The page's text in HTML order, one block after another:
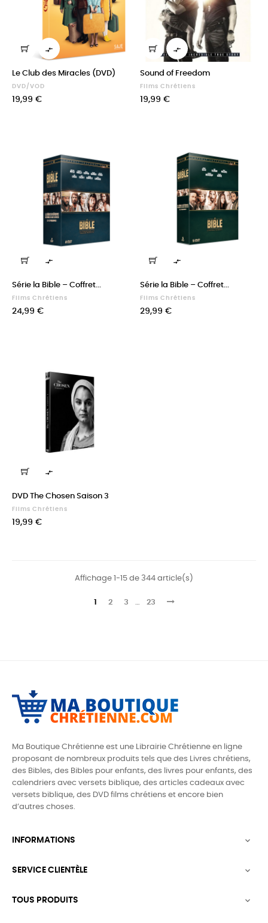

Le Club des Miracles (DVD)
DVD/VOD
Prix
19,99 €

Sound of Freedom
Films Chrétiens
Prix
19,99 €

Série la Bible – Coffret...
Films Chrétiens
Prix
24,99 €

Série la Bible – Coffret...
Films Chrétiens
Prix
29,99 €

DVD The Chosen Saison 3
Films Chrétiens
Prix
19,99 €
Affichage 1-15 de 344 article(s)
1 2 3 … 23
Ma Boutique Chrétienne est une Librairie Chrétienne en ligne
proposant de nombreux produits tels que des Livres chrétiens,
des Bibles, des Bibles pour enfants, des livres pour enfants, des
calendriers avec versets biblique, des articles cadeaux avec
versets biblique, des DVD films chrétiens et encore bien
d’autres choses.
INFORMATIONS 
SERVICE CLIENTÈLE 
TOUS PRODUITS 